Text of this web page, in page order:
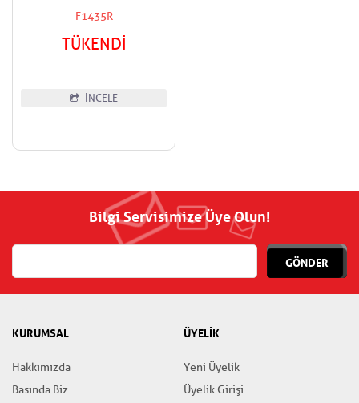
F1435R
TÜKENDİ
İNCELE
Bilgi Servisimize Üye Olun!
GÖNDER
KURUMSAL
Hakkımızda
Basında Biz
ÜYELİK
Yeni Üyelik
Üyelik Girişi